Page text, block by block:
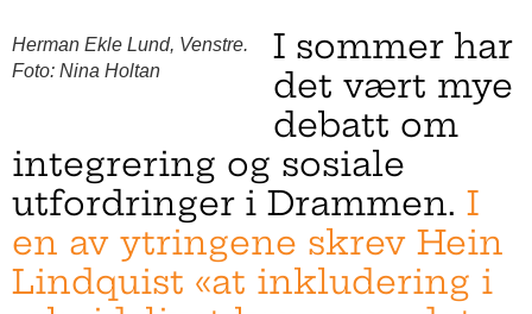
Herman Ekle Lund, Venstre.
Foto: Nina Holtan
I sommer har
det vært mye
debatt om
integrering og sosiale
utfordringer i Drammen. I
en av ytringene skrev Hein
Lindquist «at inkludering i